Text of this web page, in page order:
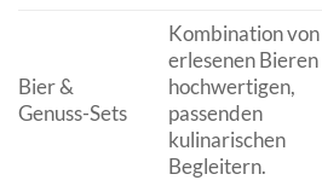
Bier &
Genuss-Sets
Kombination von
erlesenen
hochwertigen,
passenden
kulinarischen
Begleitern.